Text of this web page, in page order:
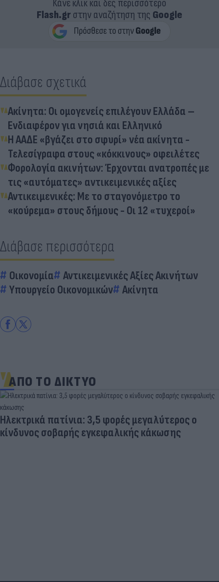
Κάνε κλικ και δες περισσότερο
Flash.grστην αναζήτηση της Google
Διάβασε σχετικά
Ακίνητα: Οι ομογενείς επιλέγουν Ελλάδα –
Ενδιαφέρον για νησιά και Ελληνικό
Η ΑΑΔΕ «βγάζει στο σφυρί» νέα ακίνητα -
Τελεσίγραφα στους «κόκκινους» οφειλέτες
Φορολογία ακινήτων: Έρχονται ανατροπές με
τις «αυτόματες» αντικειμενικές αξίες
Αντικειμενικές: Με το σταγονόμετρο το
«κούρεμα» στους δήμους - Οι 12 «τυχεροί»
Διάβασε περισσότερα
Οικονομία
Αντικειμενικές Αξίες Ακινήτων
Υπουργείο Οικονομικών
Ακίνητα
ΑΠΟ ΤΟ ΔΙΚΤΥΟ
Ηλεκτρικά πατίνια: 3,5 φορές μεγαλύτερος ο
κίνδυνος σοβαρής εγκεφαλικής κάκωσης